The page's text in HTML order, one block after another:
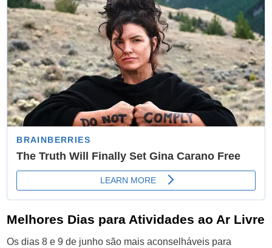
Melhores Dias para Atividades ao Ar Livre
Os dias 8 e 9 de junho são mais aconselháveis para